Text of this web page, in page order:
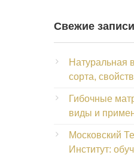
Свежие записи
Натуральная
сорта,
Гибочные
виды и
Московский
Институт: